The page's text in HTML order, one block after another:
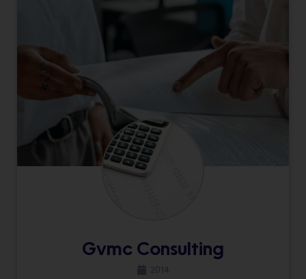
Gvmc Consulting
2014